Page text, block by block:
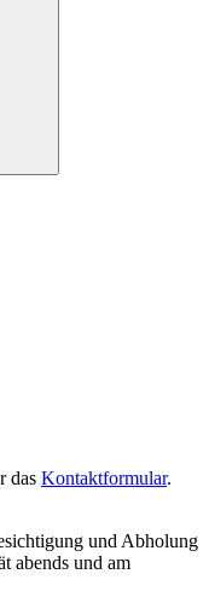
das Kontaktformular.
und Abholung
abends und am